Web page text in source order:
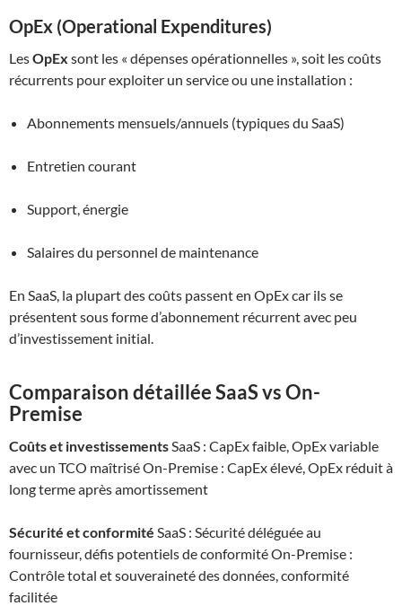
OpEx (Operational Expenditures)
LesOpEx sont les « dépenses opérationnelles », soit les coûts
récurrents pour exploiter un service ou une installation :
Abonnements mensuels/annuels (typiques du SaaS)
Entretien courant
Support, énergie
Salaires du personnel de maintenance
En SaaS, la plupart des coûts passent en OpEx car ils se
présentent sous forme d’abonnement récurrent avec peu
d’investissement initial.
Comparaison détaillée SaaS vs On-
Premise
Coûts et investissementsSaaS : CapEx faible, OpEx variable
avec un TCO maîtrisé On-Premise : CapEx élevé, OpEx réduit à
long terme après amortissement
Sécurité et conformité SaaS : Sécurité déléguée au
fournisseur, défis potentiels de conformité On-Premise :
Contrôle total et souveraineté des données, conformité
facilitée